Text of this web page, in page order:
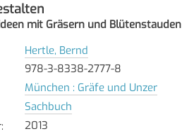
mit Gräsern und Blütenstauden
Hertle, Bernd
978-3-8338-2777-8
München : Gräfe und Unzer
Sachbuch
:
2013